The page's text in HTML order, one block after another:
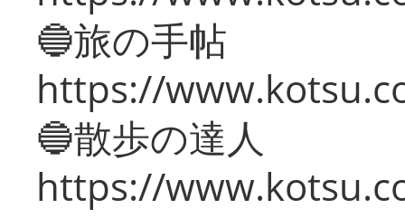
🔵旅の手帖
https://
🔵散歩の達人
https://